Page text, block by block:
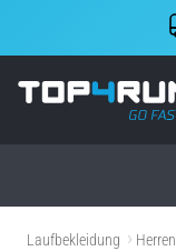
Laufbekleidung Herren